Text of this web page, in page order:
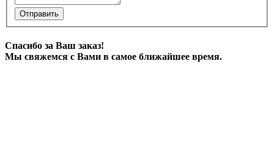
Отправить
Спасибо за Ваш заказ!
Мы свяжемся с Вами в самое ближайшее время.